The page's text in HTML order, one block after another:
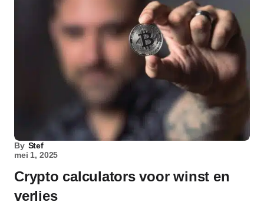
By Stef
mei 1, 2025
Crypto calculators voor winst en
verlies